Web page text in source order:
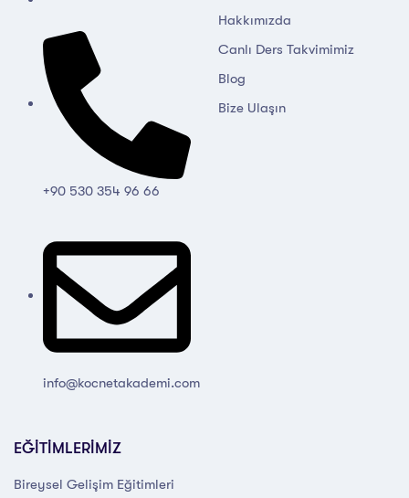
+90 530 354 96 66
info@kocnetakademi.com
Hakkımızda
Canlı Ders Takvimimiz
Blog
Bize Ulaşın
EĞİTİMLERİMİZ
Bireysel Gelişim Eğitimleri